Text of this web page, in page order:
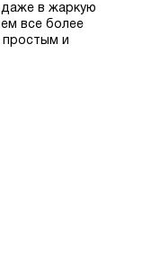
даже в жаркую
все более
простым и